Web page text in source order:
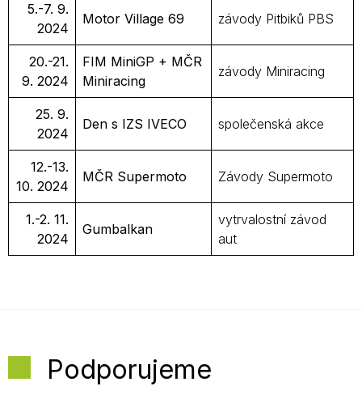
5.-7. 9.
2024
Motor Village 69 závody Pitbiků PBS
20.-21.
9. 2024
FIM MiniGP + MČR
Miniracing
závody Miniracing
25. 9.
2024
Den s IZS IVECO společenská akce
12.-13.
10. 2024
MČR Supermoto Závody Supermoto
1.-2. 11.
2024
Gumbalkan
vytrvalostní závod
aut
Podporujeme